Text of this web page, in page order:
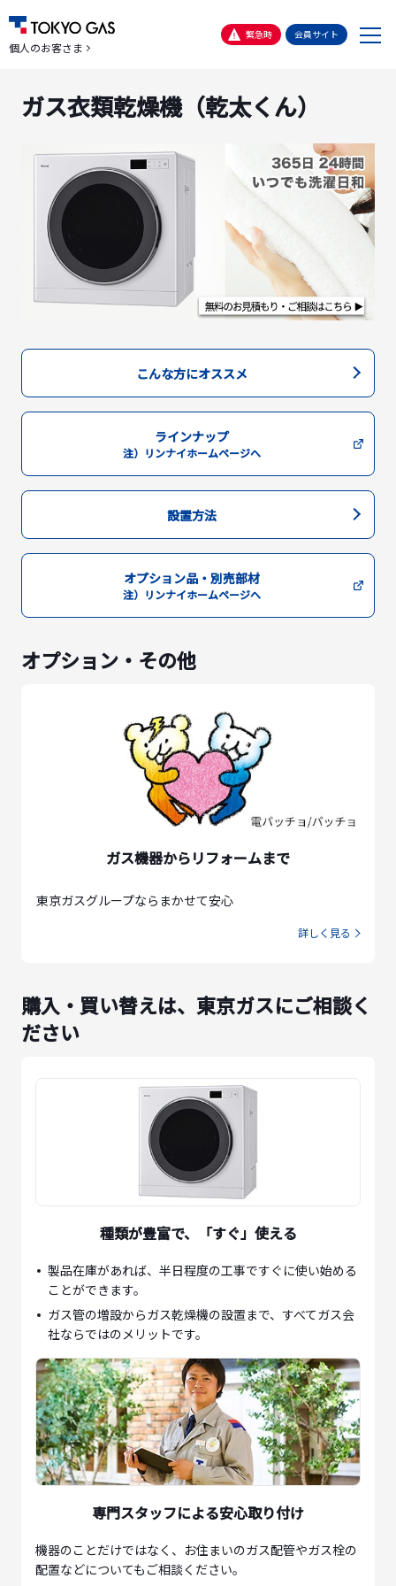
個人のお客さま
緊急時 会員サイト
メ
ガス衣類乾燥機（乾太くん）
こんな方にオススメ
ラインナップ
注）リンナイホームページへ
設置方法
オプション品・別売部材
注）リンナイホームページへ
オプション・その他
ガス機器からリフォームまで
東京ガスグループならまかせて安心
詳しく見る
購入・買い替えは、東京ガスにご相談く
ださい
種類が豊富で、「すぐ」使える
製品在庫があれば、半日程度の工事ですぐに使い始める
ことができます。
ガス管の増設からガス乾燥機の設置まで、すべてガス会
社ならではのメリットです。
専門スタッフによる安心取り付け
機器のことだけではなく、お住まいのガス配管やガス栓の
配置などについてもご相談ください。